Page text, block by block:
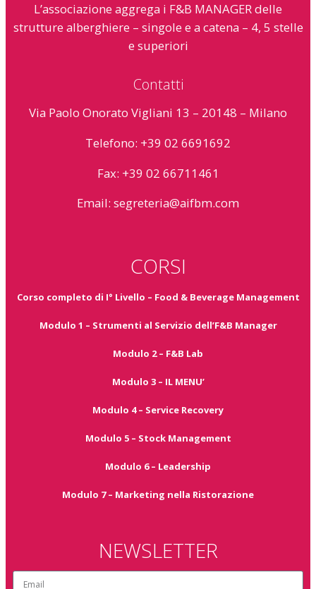
L’associazione aggrega i F&B MANAGER delle
strutture alberghiere – singole e a catena – 4, 5 stelle
e superiori
Contatti
Via Paolo Onorato Vigliani 13 – 20148 – Milano
Telefono: +39 02 6691692
Fax: +39 02 66711461
Email: segreteria@aifbm.com
CORSI
Corso completo di I° Livello – Food & Beverage Management
Modulo 1 – Strumenti al Servizio dell’F&B Manager
Modulo 2 – F&B Lab
Modulo 3 – IL MENU’
Modulo 4 – Service Recovery
Modulo 5 – Stock Management
Modulo 6 – Leadership
Modulo 7 – Marketing nella Ristorazione
NEWSLETTER